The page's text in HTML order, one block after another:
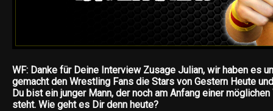
WF: Danke für Deine Interview Zusage Julian, wir haben es
gemacht den Wrestling Fans die Stars von Gestern Heute
Du bist ein junger Mann, der noch am Anfang einer
steht. Wie geht es Dir denn heute?